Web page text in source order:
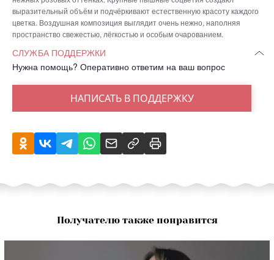
выразительный объём и подчёркивают естественную красоту каждого
цветка. Воздушная композиция выглядит очень нежно, наполняя
пространство свежестью, лёгкостью и особым очарованием.
СЛУЖБА ПОДДЕРЖКИ
Нужна помощь? Оперативно ответим на ваш вопрос
НАПИСАТЬ В ПОДДЕРЖКУ
Получателю также понравится